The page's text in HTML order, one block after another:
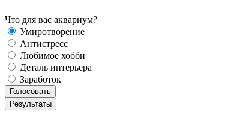
Что для вас аквариум?
Умиротворение
Антистресс
Любимое хобби
Деталь интерьера
Заработок